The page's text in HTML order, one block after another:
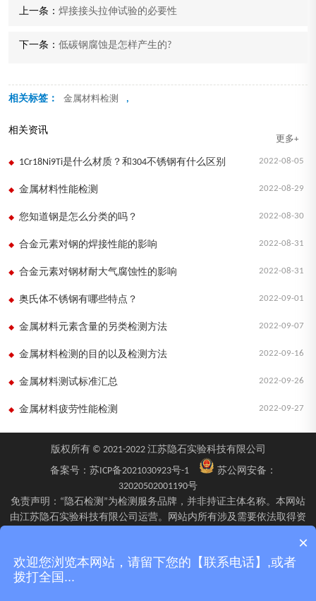
上一条： 焊接接头拉伸试验的必要性
下一条： 低碳钢腐蚀是怎样产生的?
相关标签： 金属材料检测 ,
相关资讯
更多+
2022-08-05
1Cr18Ni9Ti是什么材质？和304不锈钢有什么区别
2022-08-29
金属材料性能检测
2022-08-30
您知道钢是怎么分类的吗？
2022-08-31
合金元素对钢的焊接性能的影响
2022-08-31
合金元素对钢材耐大气腐蚀性的影响
2022-09-01
奥氏体不锈钢有哪些特点？
2022-09-07
金属材料元素含量的另类检测方法
2022-09-16
金属材料检测的目的以及检测方法
2022-09-26
金属材料测试标准汇总
2022-09-27
金属材料疲劳性能检测
版权所有 © 2021-2022 江苏隐石实验科技有限公司
备案号： 苏ICP备2021030923号-1
苏公网安备：
32020502001190号
免责声明：“隐石检测”为检测服务品牌，并非持证主体名称。本网站
由江苏隐石实验科技有限公司运营。网站内所有涉及需要依法取得资
石检验检测有限公司、四川隐石检验检测有限公司、南京隐石安全阀
校验有限公司在资质认定能力范围内具体实施并出具报告。不同检测
项目的资质适用范围、报告标识及出具主体可能不同，具体情况以双
×
欢迎您浏览本网站，请留下您的【联系电话】,或者
拨打全国...